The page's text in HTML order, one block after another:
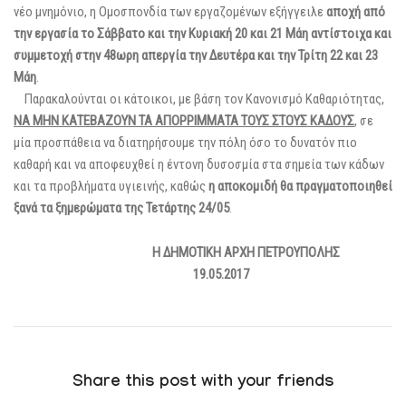
νέο μνημόνιο, η Ομοσπονδία των εργαζομένων εξήγγειλε αποχή από
την εργασία το Σάββατο και την Κυριακή 20 και 21 Μάη αντίστοιχα και
συμμετοχή στην 48ωρη απεργία την Δευτέρα και την Τρίτη 22 και 23
Μάη.
Παρακαλούνται οι κάτοικοι, με βάση τον Κανονισμό Καθαριότητας,
ΝΑ ΜΗΝ ΚΑΤΕΒΑΖΟΥΝ ΤΑ ΑΠΟΡΡΙΜΜΑΤΑ ΤΟΥΣ ΣΤΟΥΣ ΚΑΔΟΥΣ, σε
μία προσπάθεια να διατηρήσουμε την πόλη όσο το δυνατόν πιο
καθαρή και να αποφευχθεί η έντονη δυσοσμία στα σημεία των κάδων
και τα προβλήματα υγιεινής, καθώς η αποκομιδή θα πραγματοποιηθεί
ξανά τα ξημερώματα της Τετάρτης 24/05.
Η ΔΗΜΟΤΙΚΗ ΑΡΧΗ ΠΕΤΡΟΥΠΟΛΗΣ
19.05.2017
Share this post with your friends